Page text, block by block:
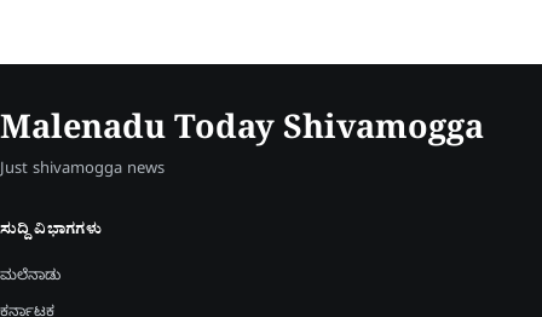
Malenadu Today Shivamogga
Just shivamogga news
ಸುದ್ದಿ ವಿಭಾಗಗಳು
ಮಲೆನಾಡು